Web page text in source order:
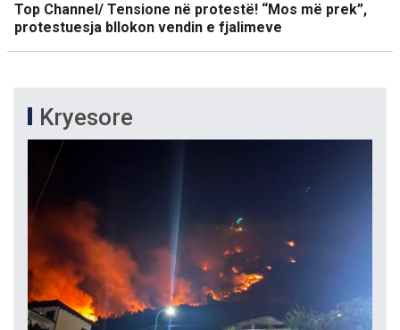
Top Channel/ Tensione në protestë! “Mos më prek”,
protestuesja bllokon vendin e fjalimeve
Kryesore